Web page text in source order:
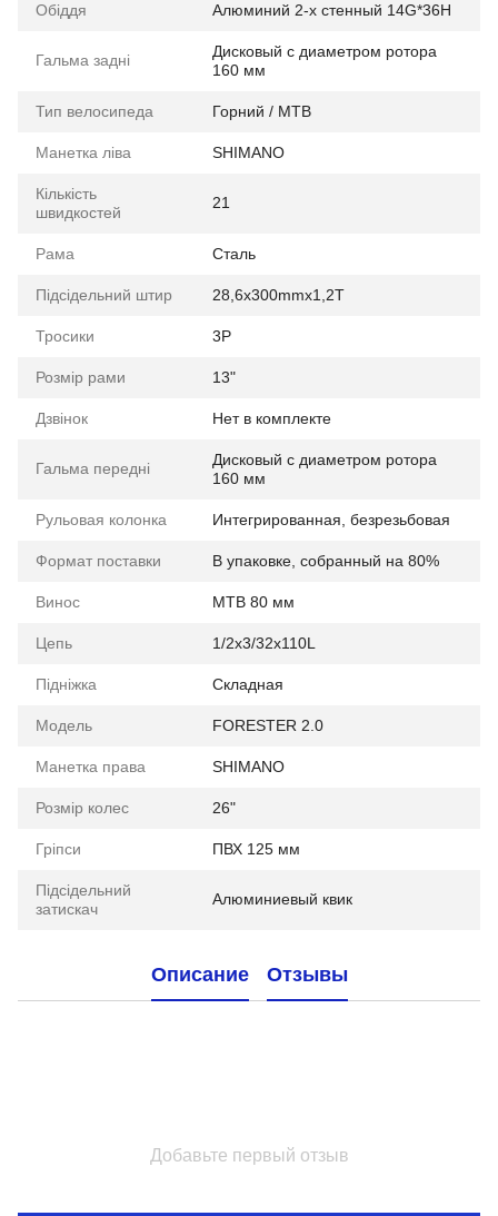
Обіддя Алюминий 2-х стенный 14G*36H
Гальма задні
Дисковый с диаметром ротора
160 мм
Тип велосипеда Горний / MTB
Манетка ліва SHIMANO
Кількість
швидкостей
21
Рама Сталь
Підсідельний штир 28,6х300mmх1,2T
Тросики 3Р
Розмір рами 13"
Дзвінок Нет в комплекте
Гальма передні
Дисковый с диаметром ротора
160 мм
Рульовая колонка Интегрированная, безрезьбовая
Формат поставки В упаковке, собранный на 80%
Винос МТВ 80 мм
Цепь 1/2х3/32х110L
Підніжка Складная
Мoдель FORESTER 2.0
Манетка права SHIMANO
Розмір колес 26"
Гріпси ПВХ 125 мм
Підсідельний
затискач
Алюминиевый квик
Описание Отзывы
Добавьте первый отзыв